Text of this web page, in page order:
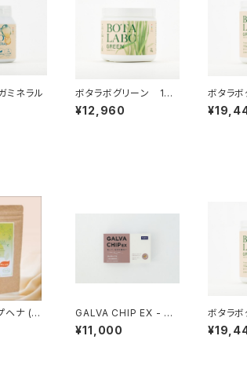
ミネラル
ボタラボグリーン 180
g
¥12,960
ボタラ
0g
ヘナ (オ
GALVA CHIP EX - ガ
ルバチップEX -
¥11,000
ボタラ
0g